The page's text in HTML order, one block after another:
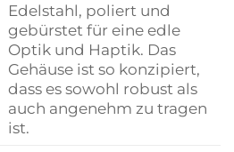
Edelstahl, poliert und
gebürstet für eine edle
Optik und Haptik. Das
Gehäuse ist so konzipiert,
dass es sowohl robust als
auch angenehm zu tragen
ist.